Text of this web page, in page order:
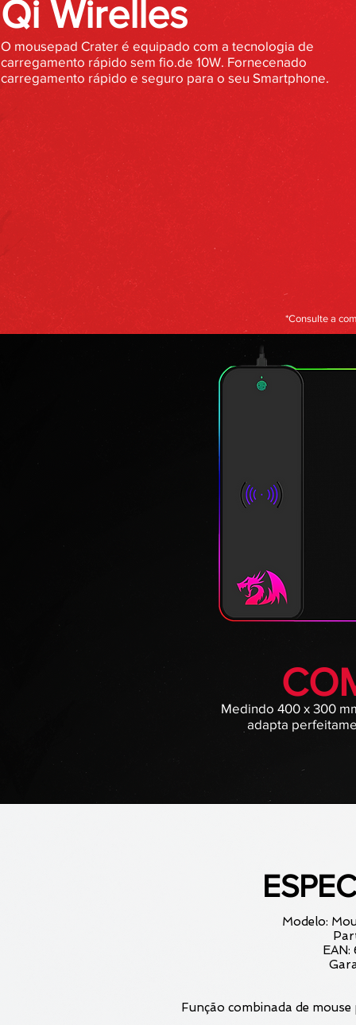
Qi Wirelles
O mousepad Crater é equipado com a tecnologia de
carregamento rápido sem fio.de 10W. Fornecenado
carregamento rápido e seguro para o seu Smartphone.
*Consulte a
Medindo 400 x 300
adapta
Modelo:
Função combinada de